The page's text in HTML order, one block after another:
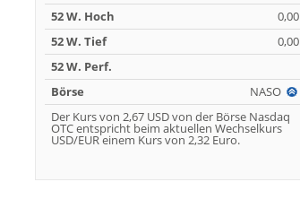
52 W. Hoch
0,00
52 W. Tief
0,00
52 W. Perf.
Börse
NASO
Der Kurs von 2,67 USD von der Börse Nasdaq
OTC entspricht beim aktuellen Wechselkurs
USD/EUR einem Kurs von 2,32 Euro.